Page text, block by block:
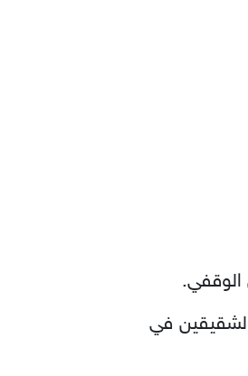
الوقفي.
في